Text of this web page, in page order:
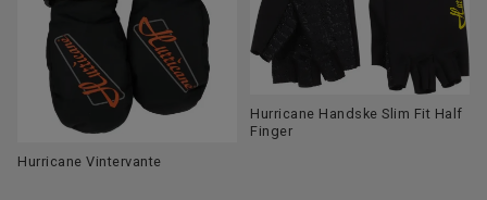
Hurricane Vintervante
Hurricane Handske Slim Fit Half
Finger